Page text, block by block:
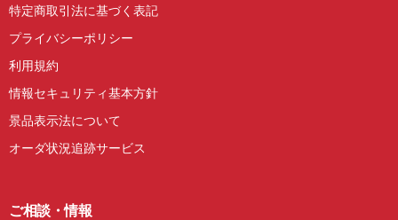
特定商取引法に基づく表記
プライバシーポリシー
利用規約
情報セキュリティ基本方針
景品表示法について
オーダ状況追跡サービス
ご相談・情報